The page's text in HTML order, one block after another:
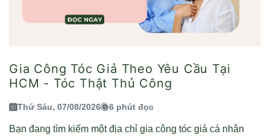
Gia Công Tóc Giả Theo Yêu Cầu Tại
HCM - Tóc Thật Thủ Công
Thứ Sáu, 07/08/2026 6 phút đọc
Bạn đang tìm kiếm một địa chỉ gia công tóc giả cá nhân